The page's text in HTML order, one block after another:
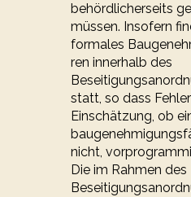
behördlicherseits
müssen. Insofern
formales
ren innerhalb des
statt, so dass
Einschätzung, ob
nicht,
Die im Rahmen des